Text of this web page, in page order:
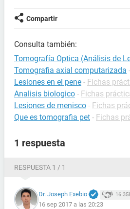
Compartir
Consulta también:
Tomografía Optica (Análisis de
Tomografia axial computarizada -
Lesiones en el pene - Fichas
Analisis biologico - Fichas
Lesiones de menisco - Fichas
Que es tomografia pet - Fichas
1 respuesta
RESPUESTA 1 / 1
Dr. Joseph Exebio
16 sep 2017 a las 20:23